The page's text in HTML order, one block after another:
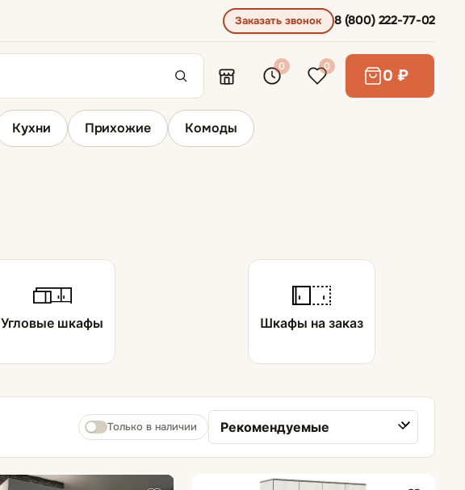
Заказать звонок 8 (800) 222-77-02
0 0 0 ₽
Кухни Прихожие Комоды
Угловые шкафы Шкафы на заказ
Только в наличии
Сортировка товаров